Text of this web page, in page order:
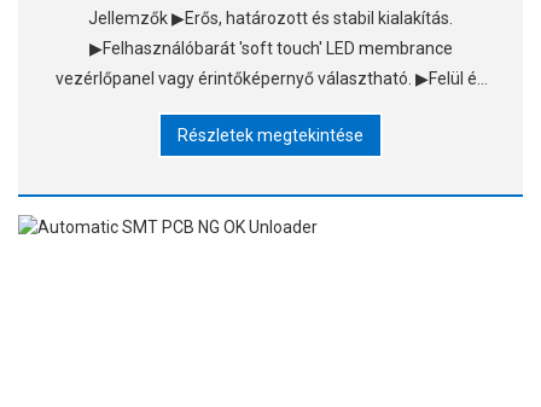
Jellemzők ▶Erős, határozott és stabil kialakítás.
▶Felhasználóbarát 'soft touch' LED membrance
vezérlőpanel vagy érintőképernyő választható. ▶Felül és
rögzítéséhez. ▶Nincs PCB törés garanciája
Részletek megtekintése